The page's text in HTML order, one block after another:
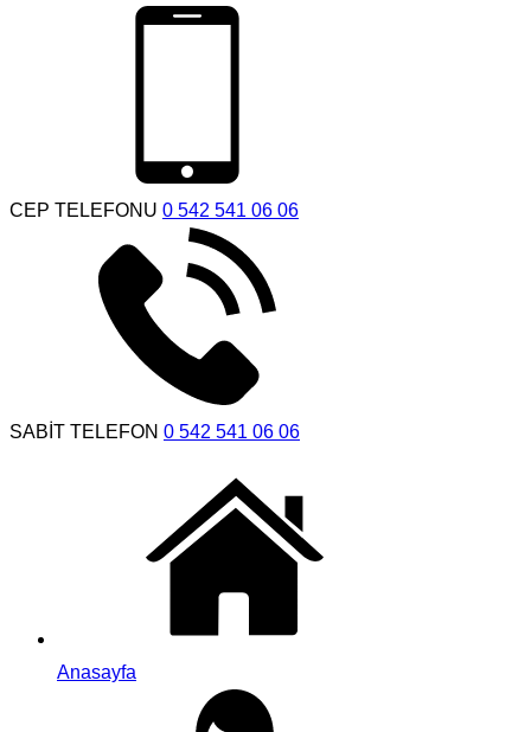
CEP TELEFONU 0 542 541 06 06
SABİT TELEFON 0 542 541 06 06
Anasayfa